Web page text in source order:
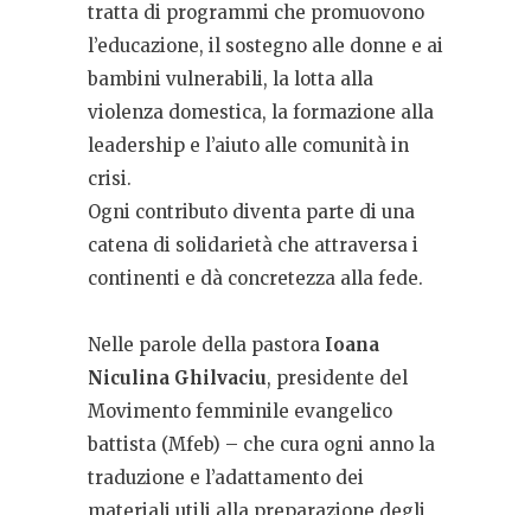
tratta di programmi che promuovono
l’educazione, il sostegno alle donne e ai
bambini vulnerabili, la lotta alla
violenza domestica, la formazione alla
leadership e l’aiuto alle comunità in
crisi.
Ogni contributo diventa parte di una
catena di solidarietà che attraversa i
continenti e dà concretezza alla fede.
Nelle parole della pastora Ioana
Niculina Ghilvaciu, presidente del
Movimento femminile evangelico
battista (Mfeb) – che cura ogni anno la
traduzione e l’adattamento dei